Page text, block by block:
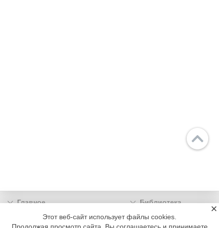
Главное
Библиотека
Подписка
Реклама
Этот веб-сайт использует файлы cookies.
×